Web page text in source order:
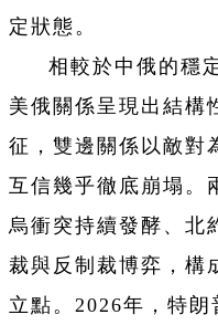
定狀態。
相較於中俄的穩
美俄關係呈現出結構
征，雙邊關係以敵對
互信幾乎徹底崩塌。
烏衝突持續發酵、北
裁與反制裁博弈，構
立點。2026年，特